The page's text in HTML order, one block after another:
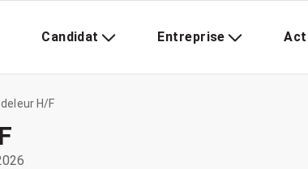
Candidat Entreprise
H/F